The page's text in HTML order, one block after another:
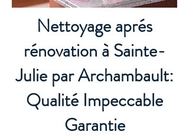
Nettoyage aprés
rénovation à Sainte-
Julie par Archambault:
Qualité Impeccable
Garantie